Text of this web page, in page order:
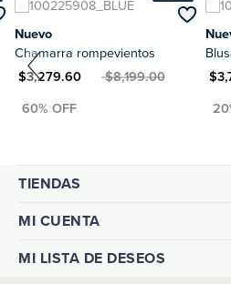
rompevientos
MXN $8,199.00
Nuevo
Blusa
MXN
TIENDAS
MI CUENTA
MI LISTA DE DESEOS